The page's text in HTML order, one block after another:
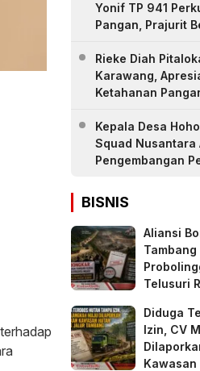
Yonif TP 941
Pangan, Prajurit
Rieke Diah
Karawang,
Ketahanan
Kepala Desa
Squad Nusantara
Pengembangan
BISNIS
Aliansi
Telusuri
Diduga
Izin, CV
Kawasan